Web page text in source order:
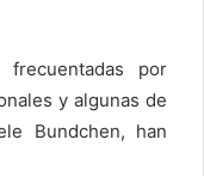
por
y algunas de
Bundchen, han